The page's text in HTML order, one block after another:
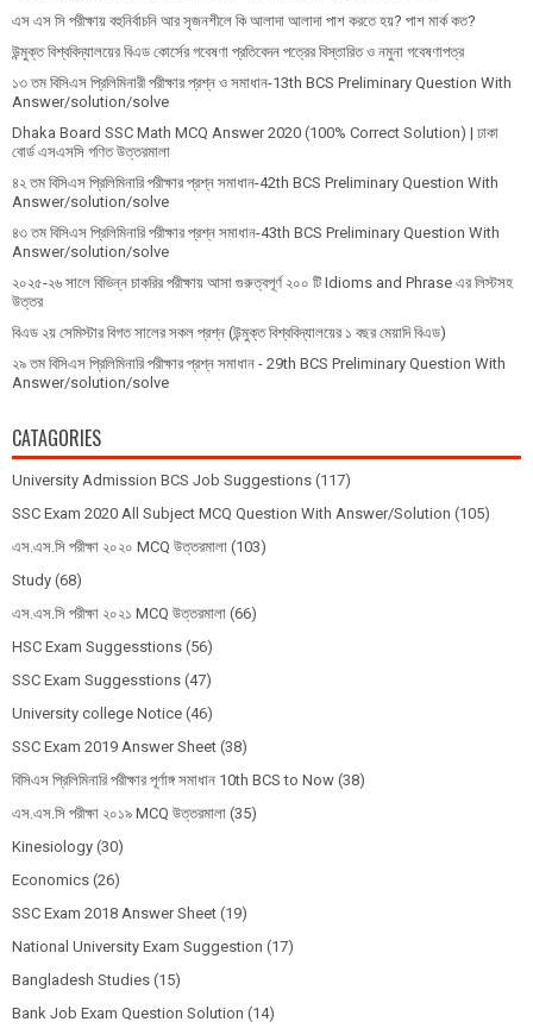
এস এস সি পরীক্ষায় বহুনির্বাচনি আর সৃজনশীলে কি আলাদা আলাদা পাশ করতে হয়? পাশ মার্ক কত?
উন্মুক্ত বিশ্ববিদ্যালয়ের বিএড কোর্সের গবেষণা প্রতিবেদন পত্রের বিস্তারিত ও নমুনা গবেষণাপত্র
১৩ তম বিসিএস প্রি‌লি‌মিনারী পরীক্ষার প্রশ্ন ও সমাধান-13th BCS Preliminary Question With
Answer/solution/solve
Dhaka Board SSC Math MCQ Answer 2020 (100% Correct Solution) | ঢাকা
বোর্ড এসএসসি গণিত উত্তরমালা
৪২ তম বিসিএস প্রিলিমিনারি পরীক্ষার প্রশ্ন সমাধান-42th BCS Preliminary Question With
Answer/solution/solve
৪৩ তম বিসিএস প্রিলিমিনারি পরীক্ষার প্রশ্ন সমাধান-43th BCS Preliminary Question With
Answer/solution/solve
২০২৫-২৬ সালে বিভিন্ন চাকরির পরীক্ষায় আসা গুরুত্বপূর্ণ ২০০ টি Idioms and Phrase এর লিস্টসহ
উত্তর
বিএড ২য় সেমিস্টার বিগত সালের সকল প্রশ্ন (উন্মুক্ত বিশ্ববিদ্যালয়ের ১ বছর মেয়াদি বিএড)
২৯ তম বিসিএস প্রিলিমিনারি পরীক্ষার প্রশ্ন সমাধান - 29th BCS Preliminary Question With
Answer/solution/solve
CATAGORIES
University Admission BCS Job Suggestions (117)
SSC Exam 2020 All Subject MCQ Question With Answer/Solution (105)
এস.এস.সি পরীক্ষা ২০২০ MCQ উত্তরমালা (103)
Study (68)
এস.এস.সি পরীক্ষা ২০২১ MCQ উত্তরমালা (66)
HSC Exam Suggesstions (56)
SSC Exam Suggesstions (47)
University college Notice (46)
SSC Exam 2019 Answer Sheet (38)
বিসিএস প্রিলিমিনারি পরীক্ষার পূর্ণাঙ্গ সমাধান 10th BCS to Now (38)
এস.এস.সি পরীক্ষা ২০১৯ MCQ উত্তরমালা (35)
Kinesiology (30)
Economics (26)
SSC Exam 2018 Answer Sheet (19)
National University Exam Suggestion (17)
Bangladesh Studies (15)
Bank Job Exam Question Solution (14)